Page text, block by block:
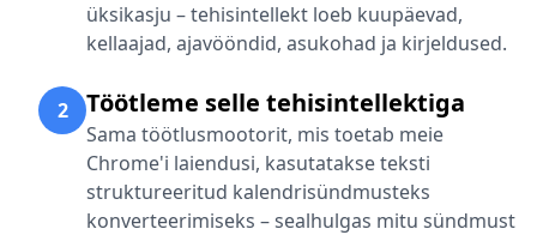
üksikasju – tehisintellekt loeb kuupäevad,
kellaajad, ajavööndid, asukohad ja kirjeldused.
2 Töötleme selle tehisintellektiga
Sama töötlusmootorit, mis toetab meie
Chrome'i laiendusi, kasutatakse teksti
struktureeritud kalendrisündmusteks
konverteerimiseks – sealhulgas mitu sündmust